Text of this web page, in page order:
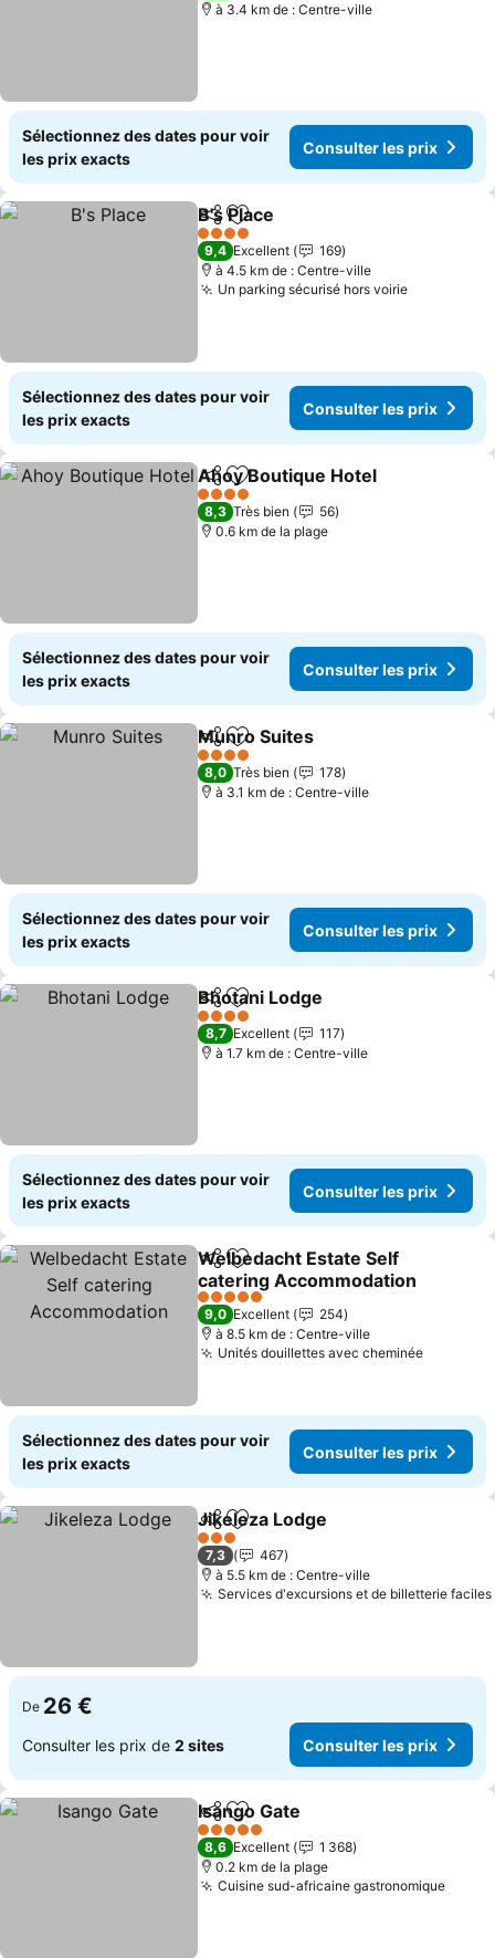
à 3.4 km de : Centre-ville
Sélectionnez des dates pour voir
les prix exacts
Consulter les prix
PartagerAjouter à mes favoris
B's Place
4 Étoiles
9,4 Excellent
169
à 4.5 km de : Centre-ville
Un parking sécurisé hors voirieConsulter
Sélectionnez des dates pour voir
les prix exacts
Consulter les prix
PartagerAjouter à mes favoris
Ahoy Boutique Hotel
4 Étoiles
8,3 Très bien
56
0.6 km de la plage
Sélectionnez des dates pour voir
les prix exacts
Consulter les prix
PartagerAjouter à mes favoris
Munro Suites
4 Étoiles
8,0 Très bien
178
à 3.1 km de : Centre-ville
Sélectionnez des dates pour voir
les prix exacts
Consulter les prix
PartagerAjouter à mes favoris
Bhotani Lodge
4 Étoiles
8,7 Excellent
117
à 1.7 km de : Centre-ville
Sélectionnez des dates pour voir
les prix exacts
Consulter les prix
PartagerAjouter à mes favoris
Welbedacht Estate Self
catering Accommodation
Consulter les prix
5 Étoiles
9,0 Excellent
254
à 8.5 km de : Centre-ville
Unités douillettes avec cheminée
Sélectionnez des dates pour voir
les prix exacts
Consulter les prix
PartagerAjouter à mes favoris
Jikeleza Lodge
3 Étoiles
7,3
467
à 5.5 km de : Centre-ville
Services d'excursions et de billetterie faciles
De 26 €
Consulter les prix de 2 sites Consulter les prix
PartagerAjouter à mes favoris
Isango Gate
5 Étoiles
8,6 Excellent
1 368
0.2 km de la plage
Cuisine sud-africaine gastronomique